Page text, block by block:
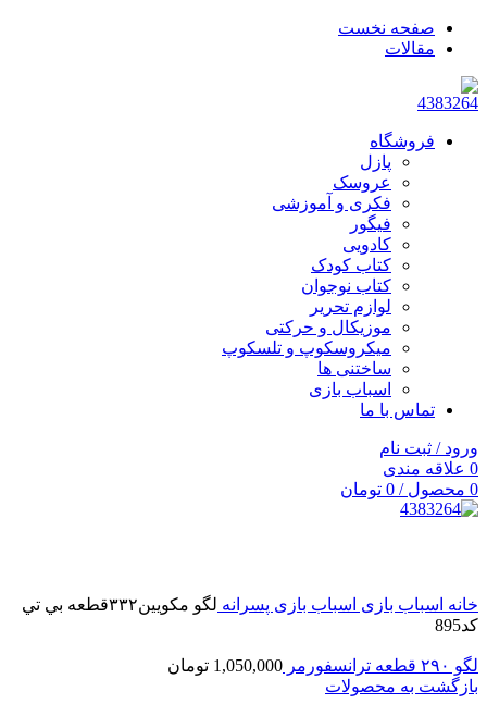
صفحه نخست
مقالات
فروشگاه
پازل
عروسک
فکری و آموزشی
فیگور
کادویی
کتاب کودک
کتاب نوجوان
لوازم تحریر
موزیکال و حرکتی
میکروسکوپ و تلسکوپ
ساختنی ها
اسباب بازی
تماس با ما
ورود / ثبت نام
0 علاقه مندی
0 محصول /
0 تومان
خانه اسباب بازی اسباب بازی پسرانه
لگو مکویین۳۳۲قطعه بي تي
كد895
لگو ۲۹۰ قطعه ترانسفورمر 1,050,000 تومان
بازگشت به محصولات